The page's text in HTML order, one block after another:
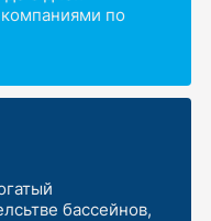
по
бассейнов,